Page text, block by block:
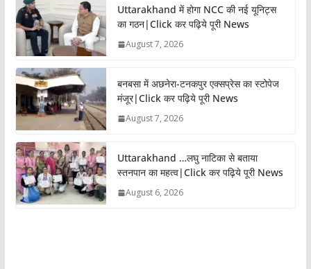
Uttarakhand में होगा NCC की नई यूनिट्स
का गठन|Click कर पढ़िये पूरी News
August 7, 2026
बनबसा में अछनेरा-टनकपुर एक्सप्रेस का स्टोपेज
मंजूर|Click कर पढ़िये पूरी News
August 7, 2026
Uttarakhand …लघु नाटिका से बताया
स्तनपान का महत्व|Click कर पढ़िये पूरी News
August 6, 2026